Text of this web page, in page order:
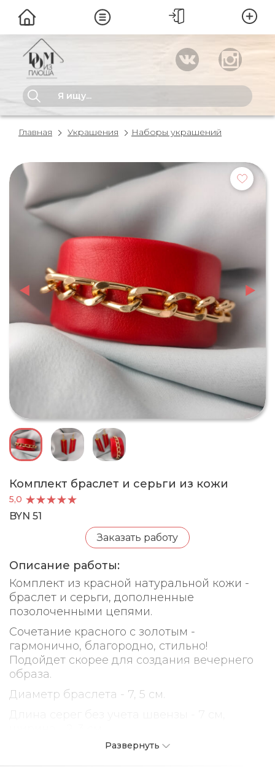
Главная Украшения Наборы украшений
Комплект браслет и серьги из кожи
5,0
BYN 51
Заказать работу
Описание работы:
Комплект из красной натуральной кожи -
браслет и серьги, дополненные
позолоченными цепями.
Сочетание красного с золотым -
гармонично, благородно, стильно!
Подойдет скорее для создания вечернего
образа.
Диаметр браслета - 7, 5 см.
Материал шевенз - металл. При желании
их можно заменить на гипоаллергенные с
Развернуть